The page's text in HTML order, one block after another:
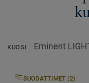
KUOSI Eminent
SUODATTIMET (2)